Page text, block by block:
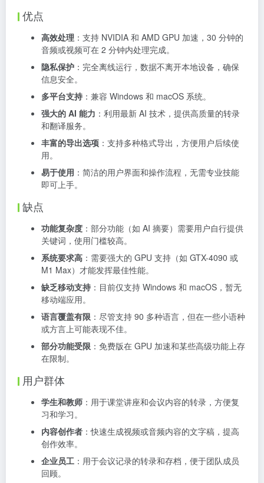
优点
高效处理 ：支持 NVIDIA 和 AMD GPU 加速，30 分钟的
音频或视频可在 2 分钟内处理完成。
隐私保护 ：完全离线运行，数据不离开本地设备，确保
信息安全。
多平台支持 ：兼容 Windows 和 macOS 系统。
强大的 AI 能力 ：利用最新 AI 技术，提供高质量的转录
和翻译服务。
丰富的导出选项 ：支持多种格式导出，方便用户后续使
用。
易于使用 ：简洁的用户界面和操作流程，无需专业技能
即可上手。
缺点
功能复杂度 ：部分功能（如 AI 摘要）需要用户自行提供
关键词，使用门槛较高。
系统要求高 ：需要强大的 GPU 支持（如 GTX-4090 或
M1 Max）才能发挥最佳性能。
缺乏移动支持 ：目前仅支持 Windows 和 macOS，暂无
移动端应用。
语言覆盖有限 ：尽管支持 90 多种语言，但在一些小语种
或方言上可能表现不佳。
部分功能受限 ：免费版在 GPU 加速和某些高级功能上存
在限制。
用户群体
学生和教师 ：用于课堂讲座和会议内容的转录，方便复
习和学习。
内容创作者 ：快速生成视频或音频内容的文字稿，提高
创作效率。
企业员工 ：用于会议记录的转录和存档，便于团队成员
回顾。